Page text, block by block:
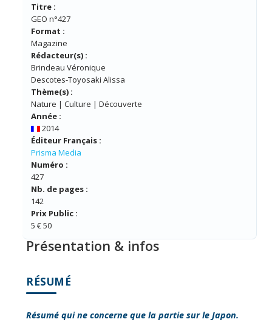
Titre :
GEO n°427
Format :
Magazine
Rédacteur(s) :
Brindeau Véronique
Descotes-Toyosaki Alissa
Thème(s) :
Nature | Culture | Découverte
Année :
2014
Éditeur Français :
Prisma Media
Numéro :
427
Nb. de pages :
142
Prix Public :
5 € 50
Présentation & infos
RÉSUMÉ
Résumé qui ne concerne que la partie sur le Japon.